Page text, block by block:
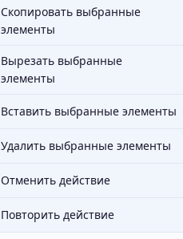
Скопировать выбранные
элементы
Вырезать выбранные
элементы
Вставить выбранные элементы
Удалить выбранные элементы
Отменить действие
Повторить действие